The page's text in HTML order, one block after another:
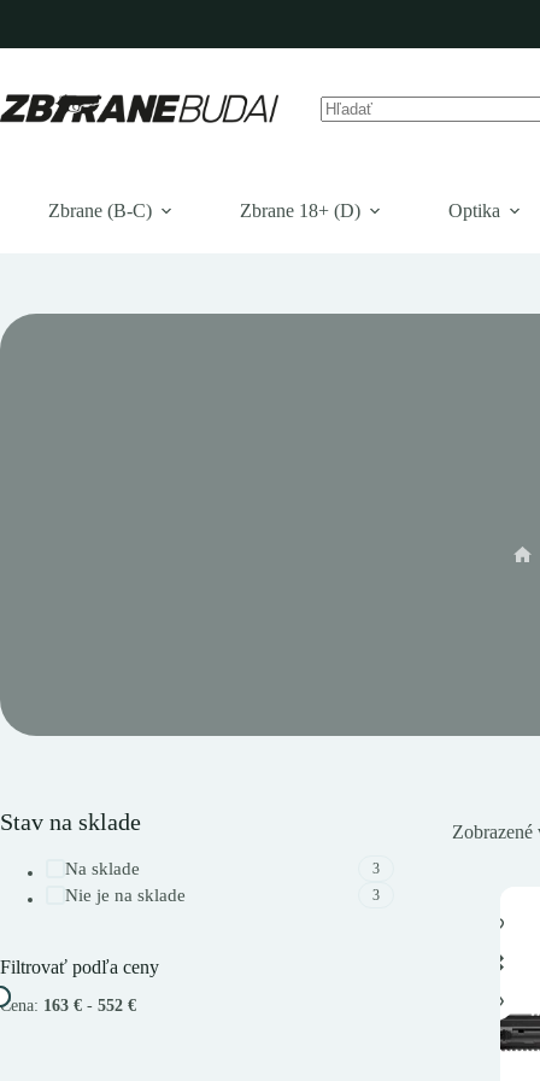
obsah
Zbrane (B-C) Zbrane 18+ (D) Optika
Stav na sklade
Na sklade 3
Nie je na sklade 3
Filtrovať podľa ceny
Cena: 163 € - 552 €